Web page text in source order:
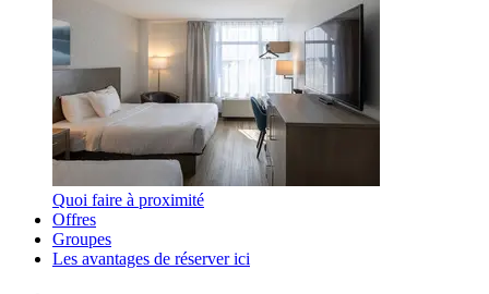
Quoi faire à proximité
Offres
Groupes
Les avantages de réserver ici